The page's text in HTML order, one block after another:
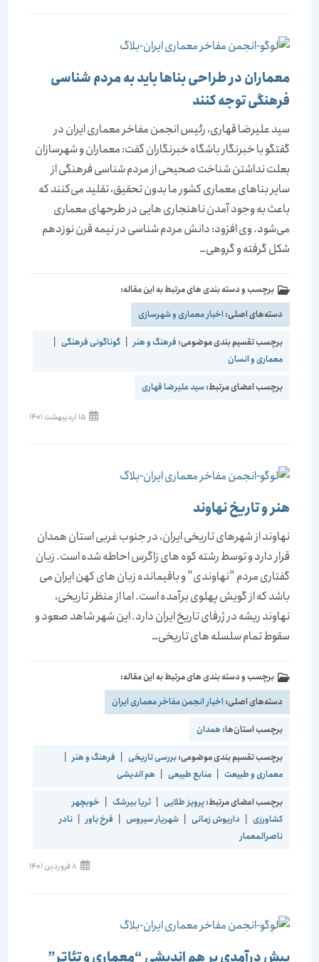
معماران در طراحی بناها باید به مردم شناسی
فرهنگی توجه کنند
سید علیرضا قهاری، رئیس انجمن مفاخر معماری ایران در
گفتگو با خبرنگار باشگاه خبرنگاران گفت: معماران و شهرسازان
بعلت نداشتن شناخت صحیحی از مردم شناسی فرهنگی از
سایر بناهای معماری کشور ما بدون تحقیق، تقلید می‌کنند که
باعث به وجود آمدن ناهنجاری هایی در طرحهای معماری
می‌شود. وی افزود: دانش مردم شناسی در نیمه قرن نوزدهم
شکل گرفته و گروهی…
برچسب و دسته بندی های مرتبط به این مقاله:
دسته‌های اصلی:اخبار معماری و شهرسازی
برچسب تقسیم بندی موضوعی:فرهنگ و هنر | گوناگونی فرهنگی |
معماری و انسان
برچسب اعضای مرتبط:سید علیرضا قهاری
15 اردیبهشت 1401
هنر و تاریخ نهاوند
نهاوند از شهرهای تاریخی ایران، در جنوب غربی استان همدان
قرار دارد و توسط رشته کوه های زاگرس احاطه شده است. زبان
گفتاری مردم "نهاوندی" و باقیمانده زبان های کهن ایران می
باشد که از گویش پهلوی برآمده است. اما از منظر تاریخی،
نهاوند ریشه در ژرفای تاریخ ایران دارد. این شهر شاهد صعود و
سقوط تمام سلسله های تاریخی…
برچسب و دسته بندی های مرتبط به این مقاله:
دسته‌های اصلی:اخبار انجمن مفاخر معماری ایران
برچسب استان‌ها:همدان
برچسب تقسیم بندی موضوعی:بررسی تاریخی | فرهنگ و هنر |
معماری و طبیعت | منابع طبیعی | هم اندیشی
برچسب اعضای مرتبط:پرویز طلایی | ثریا بیرشک |
خوبچهر
کشاورزی | داریوش زمانی | شهریار سیروس | فرخ باور |
نادر
ناصرالمعمار
8 فروردین 1401
پیش درآمدی بر هم اندیشی “معماری و تئاتر”